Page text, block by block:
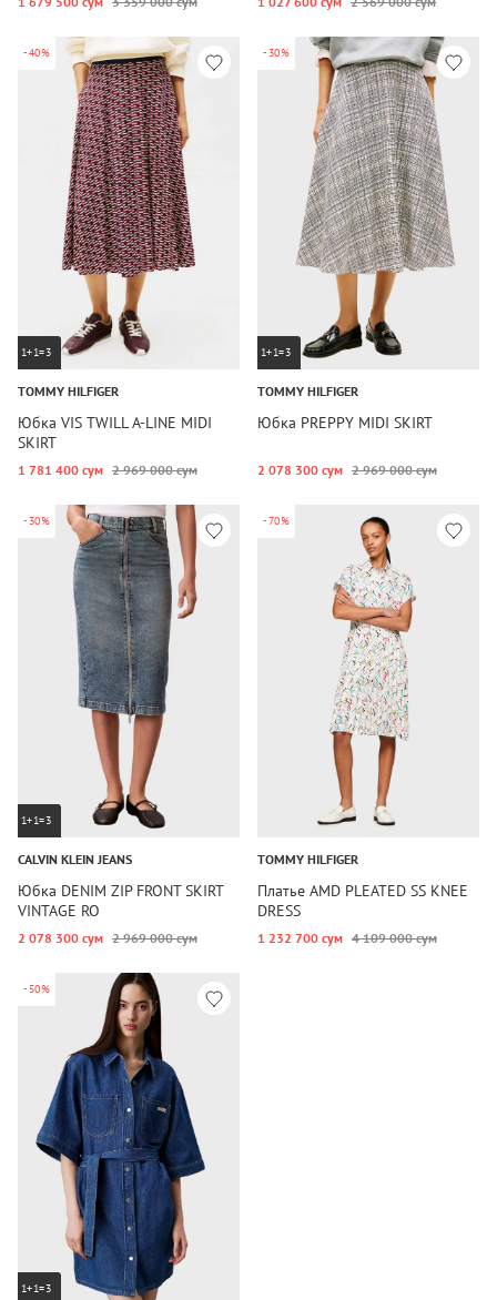
-40%
1+1=3
TOMMY HILFIGER
Юбка VIS TWILL A-LINE MIDI
SKIRT
1 781 400 сум 2 969 000 сум
-30%
1+1=3
TOMMY HILFIGER
Юбка PREPPY MIDI SKIRT
2 078 300 сум 2 969 000 сум
-30%
1+1=3
CALVIN KLEIN JEANS
Юбка DENIM ZIP FRONT SKIRT
VINTAGE RO
2 078 300 сум 2 969 000 сум
-70%
TOMMY HILFIGER
Платье AMD PLEATED SS KNEE
DRESS
1 232 700 сум 4 109 000 сум
-50%
1+1=3